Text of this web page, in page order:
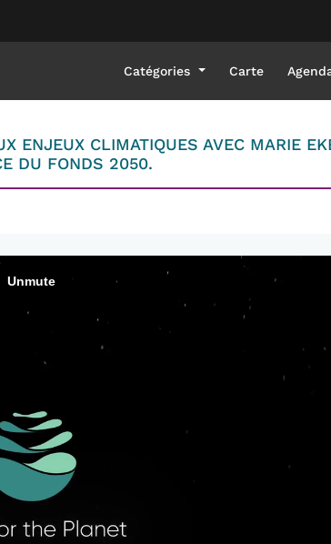
Catégories Carte
ENJEUX CLIMATIQUES AVEC MARIE
DU FONDS 2050.